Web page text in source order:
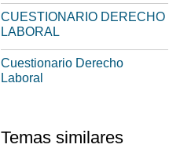
CUESTIONARIO DERECHO
LABORAL
Cuestionario Derecho
Laboral
Temas similares